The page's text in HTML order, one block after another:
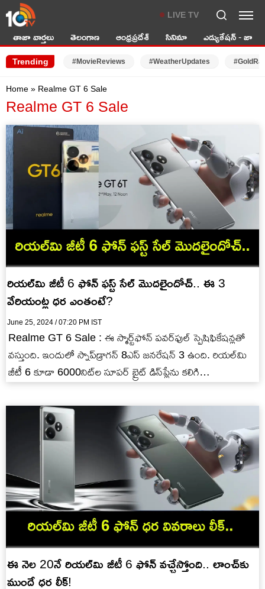
LIVE TV
తాజా వార్తలు తెలంగాణ ఆంధ్రప్రదేశ్ సినిమా ఎడ్యుకేషన్ - జాబ్స్
Trending #MovieReviews #WeatherUpdates
Home » Realme GT 6 Sale
Realme GT 6 Sale
రియల్‌మి జీటీ 6 ఫోన్ ఫస్ట్ సేల్ మొదలైందోచ్.. ఈ 3
వేరియంట్ల ధర ఎంతంటే?
June 25, 2024 / 07:20 PM IST
Realme GT 6 Sale : ఈ స్మార్ట్‌ఫోన్ పవర్‌ఫుల్ స్పెషిఫికేషన్లతో
వస్తుంది. ఇందులో స్నాప్‌డ్రాగన్ 8ఎస్ జనరేషన్ 3 ఉంది. రియల్‌మి
జీటీ 6 కూడా 6000నిట్‌ల సూపర్ బ్రైట్ డిస్‌ప్లేను కలిగి…
ఈ నెల 20నే రియల్‌మి జీటీ 6 ఫోన్ వచ్చేస్తోంది.. లాంచ్‌కు
ముందే ధర లీక్!